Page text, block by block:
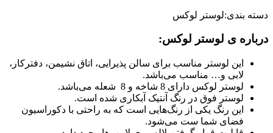
دسته بندی:لوستر لوکس
درباره ی لوستر لوکس:
این لوستر مناسب برای سالن پذیرایی، اتاق نشیمن، دفترکار،
لابی و… مناسب می‌باشد.
لوستر لوکس دارای 8 شاخه و 8 شعله می‌باشد.
لوستر فوق در رنگ آنتیک آبکاری شده است.
این رنگ یکی از رنگ‌هایی است که به راحتی با دکوراسیون
فضای شما ست می‌شود.